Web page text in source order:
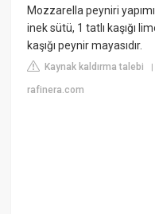
Mozzarella peyniri
inek sütü, 1 tatlı kaşığı
kaşığı peynir mayasıdır.
Kaynak kaldırma talebi
rafinera.com